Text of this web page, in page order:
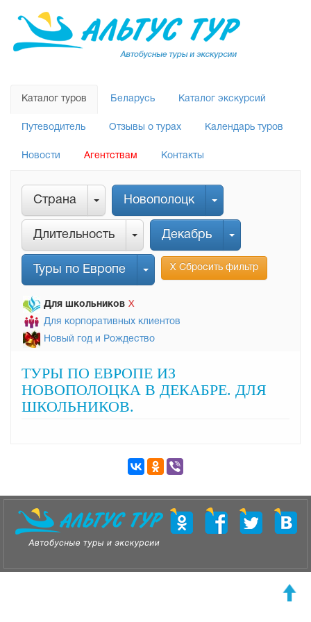
Каталог туров Беларусь Каталог экскурсий
Путеводитель Отзывы о турах Календарь туров
Новости Агентствам Контакты
Страна Новополоцк
Длительность Декабрь
Туры по Европе Х Сбросить фильтр
Для школьников Х
Для корпоративных клиентов
Новый год и Рождество
ТУРЫ ПО ЕВРОПЕ ИЗ
НОВОПОЛОЦКА В ДЕКАБРЕ. ДЛЯ
ШКОЛЬНИКОВ.